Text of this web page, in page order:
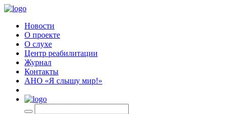
Новости
О проекте
О слухе
Центр реабилитации
Журнал
Контакты
АНО «Я слышу мир!»